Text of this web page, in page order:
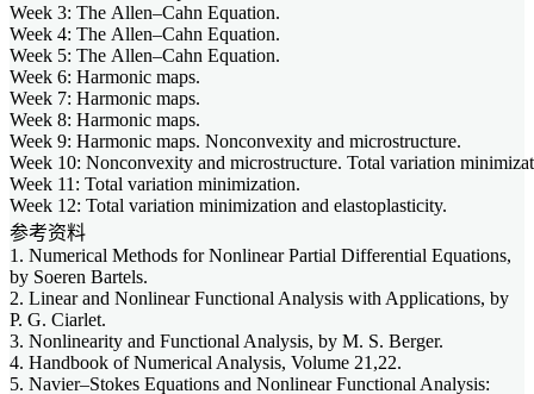
Week 3: The Allen–Cahn Equation.
Week 4: The Allen–Cahn Equation.
Week 5: The Allen–Cahn Equation.
Week 6: Harmonic maps.
Week 7: Harmonic maps.
Week 8: Harmonic maps.
Week 9: Harmonic maps. Nonconvexity and microstructure.
Week 10: Nonconvexity and microstructure. Total variation
Week 11: Total variation minimization.
Week 12: Total variation minimization and elastoplasticity.
参考资料
1. Numerical Methods for Nonlinear Partial Differential Equations,
by Soeren Bartels.
2. Linear and Nonlinear Functional Analysis with Applications, by
P. G. Ciarlet.
3. Nonlinearity and Functional Analysis, by M. S. Berger.
4. Handbook of Numerical Analysis, Volume 21,22.
5. Navier–Stokes Equations and Nonlinear Functional Analysis: